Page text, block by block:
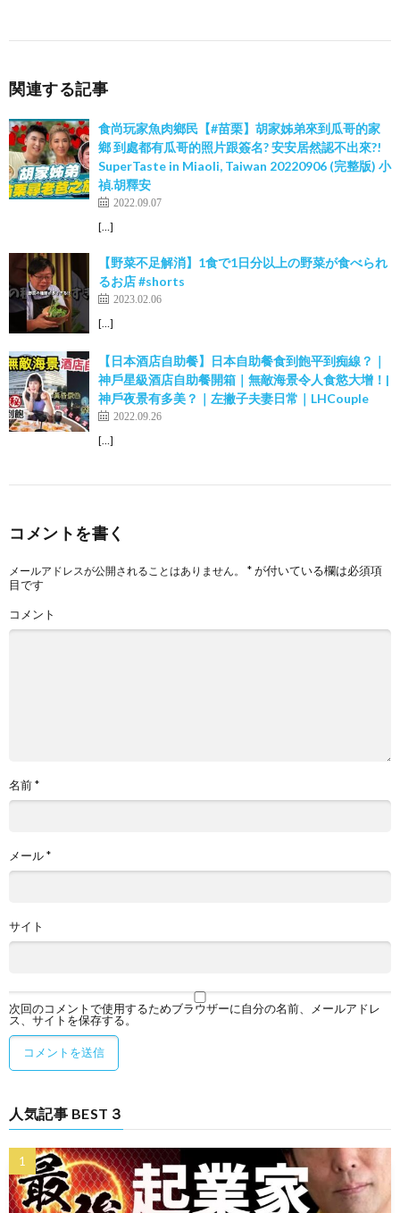
関連する記事
食尚玩家魚肉鄉民【#苗栗】胡家姊弟來到瓜哥的家
鄉 到處都有瓜哥的照片跟簽名? 安安居然認不出來?!
SuperTaste in Miaoli, Taiwan 20220906 (完整版) 小
禎.胡釋安
2022.09.07
[…]
【野菜不足解消】1食で1日分以上の野菜が食べられ
るお店 #shorts
2023.02.06
[…]
【日本酒店自助餐】日本自助餐食到飽平到痴線？｜
神戶星級酒店自助餐開箱｜無敵海景令人食慾大增！|
神戶夜景有多美？｜左撇子夫妻日常｜LHCouple
2022.09.26
[…]
コメントを書く
メールアドレスが公開されることはありません。 *が付いている欄は必須項
目です
コメント
名前*
メール*
サイト
次回のコメントで使用するためブラウザーに自分の名前、メールアドレ
ス、サイトを保存する。
人気記事 BEST３